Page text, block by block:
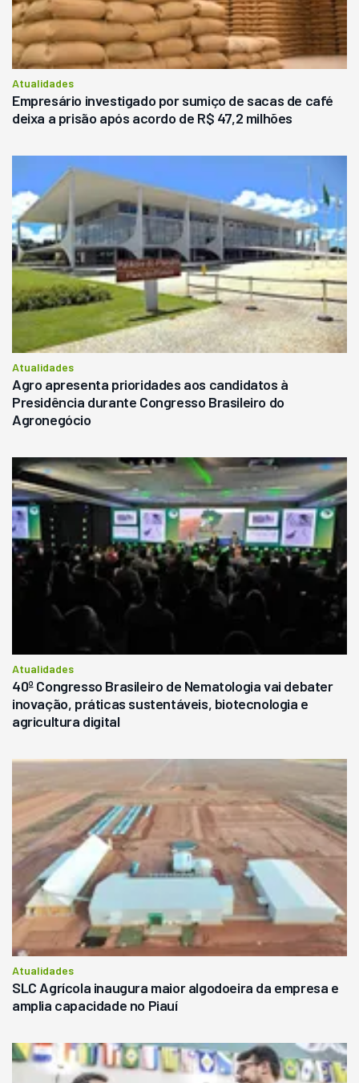
Atualidades
Empresário investigado por sumiço de sacas de café
deixa a prisão após acordo de R$ 47,2 milhões
Atualidades
Agro apresenta prioridades aos candidatos à
Presidência durante Congresso Brasileiro do
Agronegócio
Atualidades
40º Congresso Brasileiro de Nematologia vai debater
inovação, práticas sustentáveis, biotecnologia e
agricultura digital
Atualidades
SLC Agrícola inaugura maior algodoeira da empresa e
amplia capacidade no Piauí